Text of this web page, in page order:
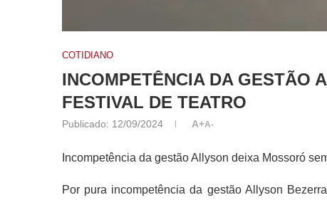
COTIDIANO
INCOMPETÊNCIA DA GESTÃO
FESTIVAL DE TEATRO
Publicado: 12/09/2024 A+A-
Incompetência da gestão Allyson deixa Mossoró
Por pura incompetência da gestão Allyson